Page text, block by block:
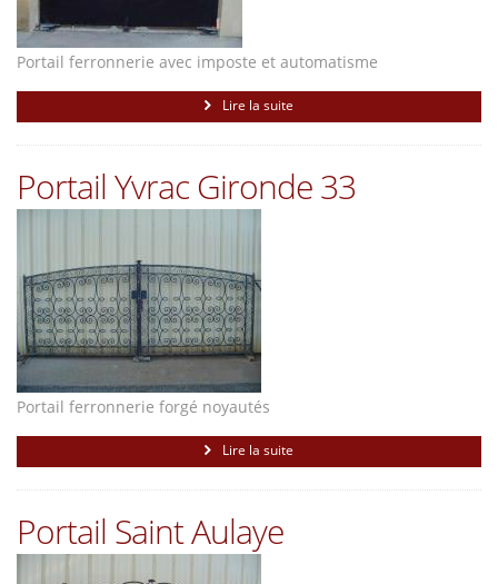
Portail ferronnerie avec imposte et automatisme
Lire la suite
Portail Yvrac Gironde 33
Portail ferronnerie forgé noyautés
Lire la suite
Portail Saint Aulaye